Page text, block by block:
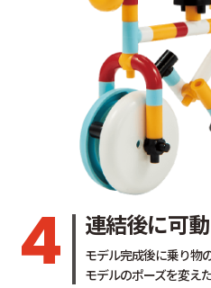
4 連結後に可動
モデル完成後に乗り物
モデルのポーズを変え